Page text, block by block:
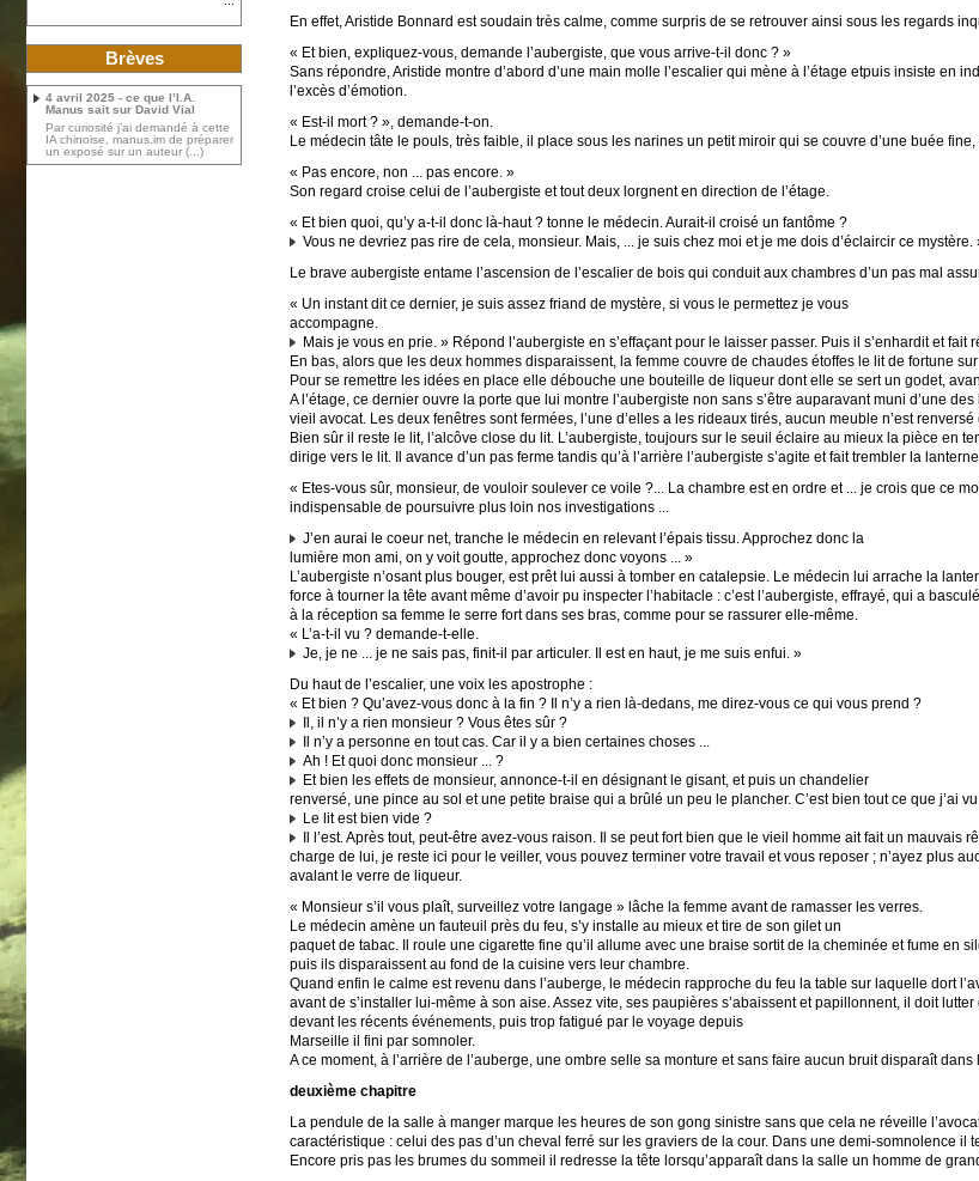
En effet, Aristide Bonnard est soudain très calme, comme surpris de se retrouver ainsi sous les regards
« Et bien, expliquez-vous, demande l’aubergiste, que vous arrive-t-il donc ? »
Sans répondre, Aristide montre d’abord d’une main molle l’escalier qui mène à l’étage etpuis insiste en
l’excès d’émotion.
« Est-il mort ? », demande-t-on.
Le médecin tâte le pouls, très faible, il place sous les narines un petit miroir qui se couvre d’une buée
« Pas encore, non ... pas encore. »
Son regard croise celui de l’aubergiste et tout deux lorgnent en direction de l’étage.
« Et bien quoi, qu’y a-t-il donc là-haut ? tonne le médecin. Aurait-il croisé un fantôme ?
Vous ne devriez pas rire de cela, monsieur. Mais, ... je suis chez moi et je me dois d’éclaircir ce mystère.
Le brave aubergiste entame l’ascension de l’escalier de bois qui conduit aux chambres d’un pas mal
« Un instant dit ce dernier, je suis assez friand de mystère, si vous le permettez je vous
accompagne.
Mais je vous en prie. » Répond l’aubergiste en s’effaçant pour le laisser passer. Puis il s’enhardit et
En bas, alors que les deux hommes disparaissent, la femme couvre de chaudes étoffes le lit de fortune
Pour se remettre les idées en place elle débouche une bouteille de liqueur dont elle se sert un godet,
A l’étage, ce dernier ouvre la porte que lui montre l’aubergiste non sans s’être auparavant muni d’une
vieil avocat. Les deux fenêtres sont fermées, l’une d’elles a les rideaux tirés, aucun meuble n’est renversé
Bien sûr il reste le lit, l’alcôve close du lit. L’aubergiste, toujours sur le seuil éclaire au mieux la pièce
dirige vers le lit. Il avance d’un pas ferme tandis qu’à l’arrière l’aubergiste s’agite et fait trembler la
« Etes-vous sûr, monsieur, de vouloir soulever ce voile ?... La chambre est en ordre et ... je crois que ce
indispensable de poursuivre plus loin nos investigations ...
J’en aurai le coeur net, tranche le médecin en relevant l’épais tissu. Approchez donc la
lumière mon ami, on y voit goutte, approchez donc voyons ... »
L’aubergiste n’osant plus bouger, est prêt lui aussi à tomber en catalepsie. Le médecin lui arrache la
force à tourner la tête avant même d’avoir pu inspecter l’habitacle : c’est l’aubergiste, effrayé, qui a
à la réception sa femme le serre fort dans ses bras, comme pour se rassurer elle-même.
« L’a-t-il vu ? demande-t-elle.
Je, je ne ... je ne sais pas, finit-il par articuler. Il est en haut, je me suis enfui. »
Du haut de l’escalier, une voix les apostrophe :
« Et bien ? Qu’avez-vous donc à la fin ? Il n’y a rien là-dedans, me direz-vous ce qui vous prend ?
Il, il n’y a rien monsieur ? Vous êtes sûr ?
Il n’y a personne en tout cas. Car il y a bien certaines choses ...
Ah ! Et quoi donc monsieur ... ?
Et bien les effets de monsieur, annonce-t-il en désignant le gisant, et puis un chandelier
renversé, une pince au sol et une petite braise qui a brûlé un peu le plancher. C’est bien tout ce que j’ai
Le lit est bien vide ?
Il l’est. Après tout, peut-être avez-vous raison. Il se peut fort bien que le vieil homme ait fait un
charge de lui, je reste ici pour le veiller, vous pouvez terminer votre travail et vous reposer ; n’ayez plus
avalant le verre de liqueur.
« Monsieur s’il vous plaît, surveillez votre langage » lâche la femme avant de ramasser les verres.
Le médecin amène un fauteuil près du feu, s’y installe au mieux et tire de son gilet un
paquet de tabac. Il roule une cigarette fine qu’il allume avec une braise sortit de la cheminée et fume en
puis ils disparaissent au fond de la cuisine vers leur chambre.
Quand enfin le calme est revenu dans l’auberge, le médecin rapproche du feu la table sur laquelle dort
avant de s’installer lui-même à son aise. Assez vite, ses paupières s’abaissent et papillonnent, il doit
devant les récents événements, puis trop fatigué par le voyage depuis
Marseille il fini par somnoler.
A ce moment, à l’arrière de l’auberge, une ombre selle sa monture et sans faire aucun bruit disparaît dans
deuxième chapitre
La pendule de la salle à manger marque les heures de son gong sinistre sans que cela ne réveille
caractéristique : celui des pas d’un cheval ferré sur les graviers de la cour. Dans une demi-somnolence
Encore pris pas les brumes du sommeil il redresse la tête lorsqu’apparaît dans la salle un homme de
Brèves
4 avril 2025 - ce que l’I.A.
Manus sait sur David Vial
Par curiosité j’ai demandé à cette
IA chinoise, manus.im de préparer
un exposé sur un auteur (...)